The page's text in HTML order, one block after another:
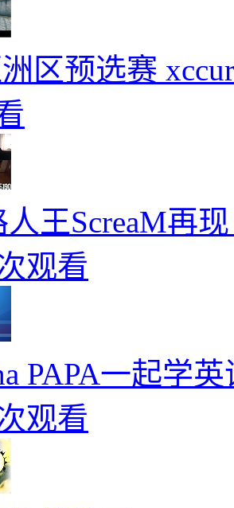
区预选赛
王ScreaM再
观看
PAPA一起学
观看